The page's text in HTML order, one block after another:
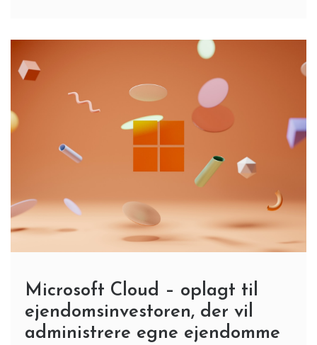
Microsoft Cloud – oplagt til
ejendomsinvestoren, der vil
administrere egne ejendomme